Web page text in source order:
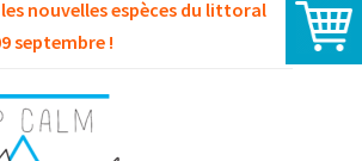
nouvelles espèces du littoral
septembre !